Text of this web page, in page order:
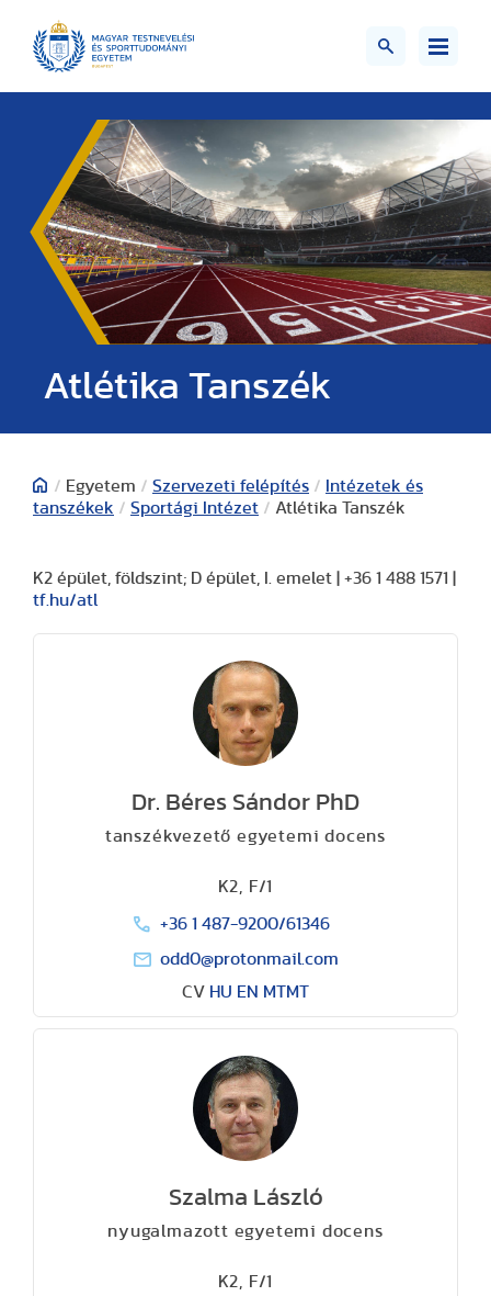
Atlétika Tanszék
/ Egyetem / Szervezeti felépítés / Intézetek és
tanszékek / Sportági Intézet / Atlétika Tanszék
K2 épület, földszint; D épület, I. emelet | +36 1 488 1571 |
tf.hu/atl
Dr. Béres Sándor PhD
tanszékvezető egyetemi docens
K2, F/1
+36 1 487-9200/61346
odd0@protonmail.com
CV HU EN MTMT
Szalma László
nyugalmazott egyetemi docens
K2, F/1